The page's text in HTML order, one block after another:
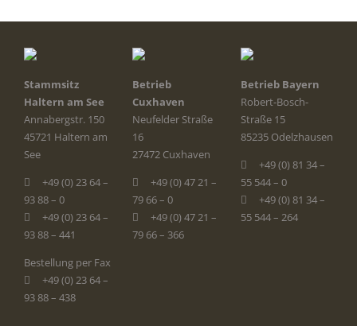
Stammsitz
Haltern am See
Annabergstr. 150
45721 Haltern am
See
+49 (0) 23 64 –
93 88 – 0
+49 (0) 23 64 –
93 88 – 441
Bestellung per Fax
+49 (0) 23 64 –
93 88 – 438
Betrieb
Cuxhaven
Neufelder Straße
16
27472 Cuxhaven
+49 (0) 47 21 –
79 66 – 0
+49 (0) 47 21 –
79 66 – 366
Betrieb Bayern
Robert-Bosch-
Straße 15
85235 Odelzhausen
+49 (0) 81 34 –
55 544 – 0
+49 (0) 81 34 –
55 544 – 264